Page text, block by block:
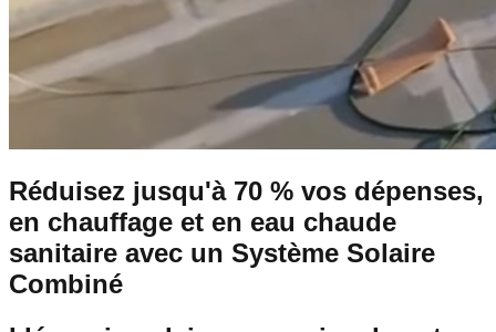
Réduisez jusqu'à70 % vos dépenses,
en chauffage et en eau chaude
sanitaire avec un Système Solaire
Combiné